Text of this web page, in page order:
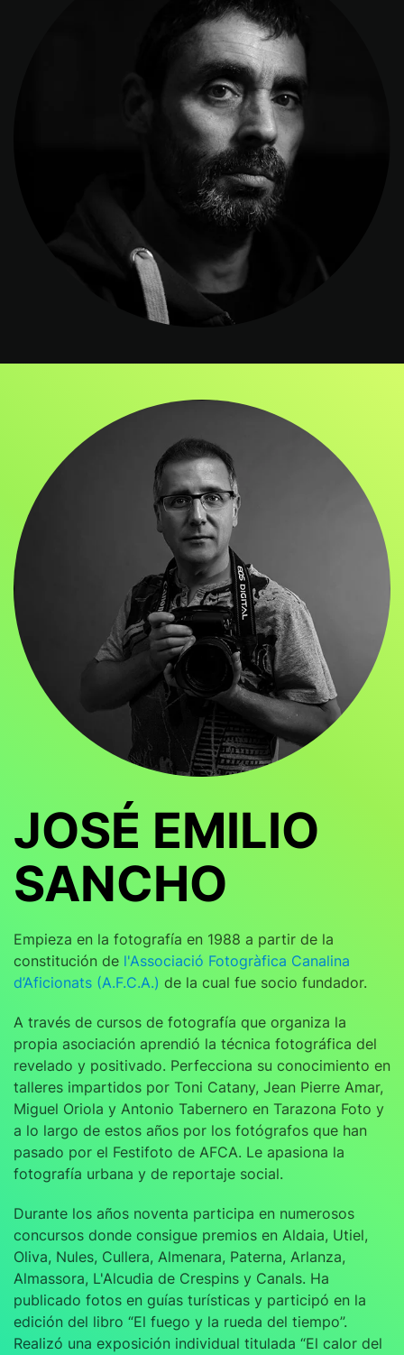
JOSÉ EMILIO
SANCHO
Empieza en la fotografía en 1988 a partir de la
constitución de l'Associació Fotogràfica Canalina
d’Aficionats (A.F.C.A.) de la cual fue socio fundador.
A través de cursos de fotografía que organiza la
propia asociación aprendió la técnica fotográfica del
revelado y positivado. Perfecciona su conocimiento en
talleres impartidos por Toni Catany, Jean Pierre Amar,
Miguel Oriola y Antonio Tabernero en Tarazona Foto y
a lo largo de estos años por los fotógrafos que han
pasado por el Festifoto de AFCA. Le apasiona la
fotografía urbana y de reportaje social.
Durante los años noventa participa en numerosos
concursos donde consigue premios en Aldaia, Utiel,
Oliva, Nules, Cullera, Almenara, Paterna, Arlanza,
Almassora, L'Alcudia de Crespins y Canals. Ha
publicado fotos en guías turísticas y participó en la
edición del libro “El fuego y la rueda del tiempo”.
Realizó una exposición individual titulada “El calor del